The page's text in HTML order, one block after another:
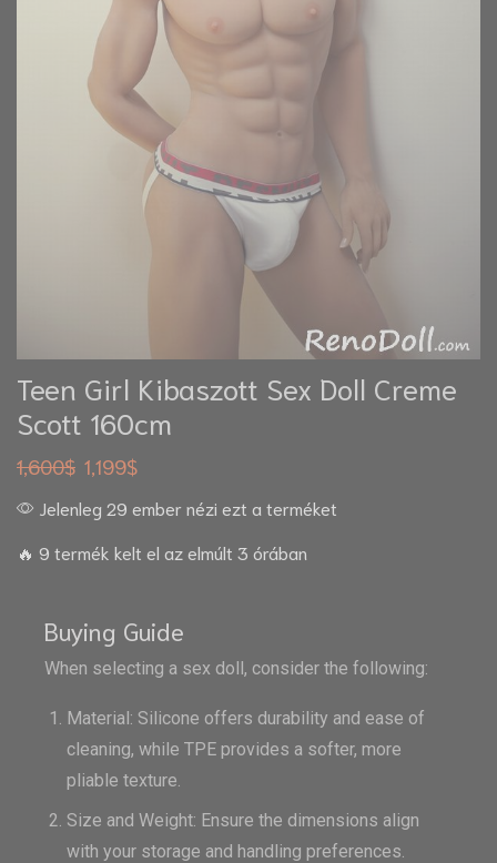
Teen Girl Kibaszott Sex Doll Creme
Scott 160cm
1,600$ 1,199$
Jelenleg 29 ember nézi ezt a terméket
🔥 9 termék kelt el az elmúlt 3 órában
Buying Guide
When selecting a sex doll, consider the following:
Material: Silicone offers durability and ease of
cleaning, while TPE provides a softer, more
pliable texture.
Size and Weight: Ensure the dimensions align
with your storage and handling preferences.